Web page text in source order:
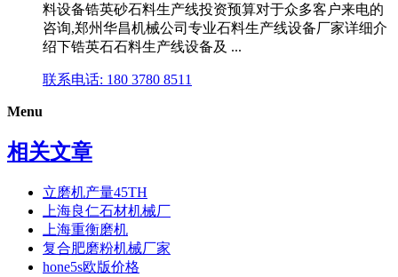
料设备锆英砂石料生产线投资预算对于众多客户来电的
咨询,郑州华昌机械公司专业石料生产线设备厂家详细介
绍下锆英石石料生产线设备及 ...
联系电话: 180 3780 8511
Menu
相关文章
立磨机产量45TH
上海良仁石材机械厂
上海重衡磨机
复合肥磨粉机械厂家
hone5s欧版价格